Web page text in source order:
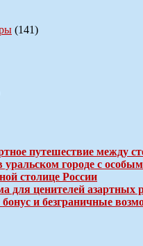
(141)
путешествие между
уральском городе с
столице России
ценителей азартных
и безграничные